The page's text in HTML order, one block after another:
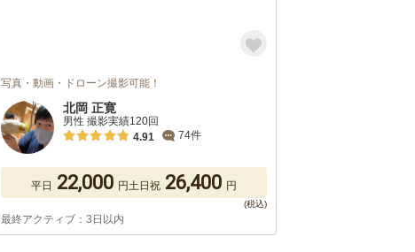
写真・動画・ドローン撮影可能！
北岡 正寛
男性 撮影実績120回
4.91
74件
平日 22,000 円土日祝 26,400 円
最終アクティブ：3日以内